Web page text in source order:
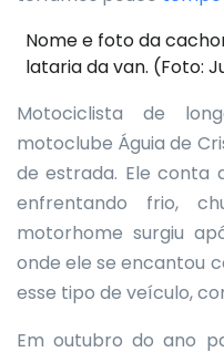
Nome e foto da
lataria da van. (Foto:
Motociclista de
motoclube Águia de
de estrada. Ele conta
enfrentando frio,
motorhome surgiu
onde ele se encantou
esse tipo de veículo,
Em outubro do ano